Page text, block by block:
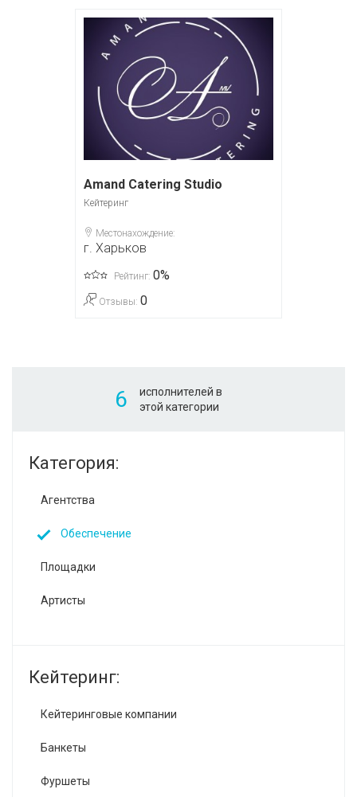
Amand Catering Studio
Кейтеринг
Местонахождение:
г. Харьков
Рейтинг: 0%
Отзывы: 0
6
исполнителей в
этой категории
Категория:
Агентства
Обеспечение
Площадки
Артисты
Кейтеринг:
Кейтеринговые компании
Банкеты
Фуршеты